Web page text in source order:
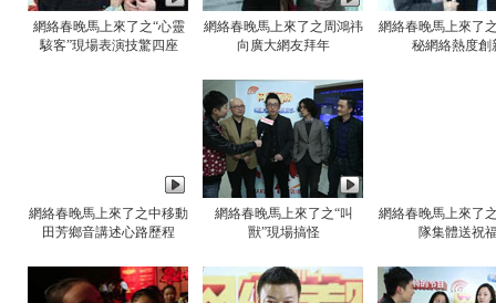
網絡春晚馬上來了之“心靈
駭客”現場表演技驚四座
網絡春晚馬上來了之周鴻祎
向廣大網友拜年
網絡春晚馬上來了
秘網絡熱度創
網絡春晚馬上來了之中移動
田芳鄉音講述心路歷程
網絡春晚馬上來了之“叫
獸”現場搞怪
網絡春晚馬上來了
隊集體送祝